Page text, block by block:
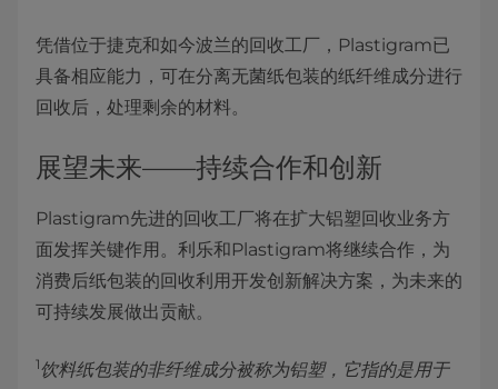
凭借位于捷克和如今波兰的回收工厂，Plastigram已
具备相应能力，可在分离无菌纸包装的纸纤维成分进行
回收后，处理剩余的材料。
展望未来——持续合作和创新
Plastigram先进的回收工厂将在扩大铝塑回收业务方
面发挥关键作用。利乐和Plastigram将继续合作，为
消费后纸包装的回收利用开发创新解决方案，为未来的
可持续发展做出贡献。
1饮料纸包装的非纤维成分被称为铝塑，它指的是用于